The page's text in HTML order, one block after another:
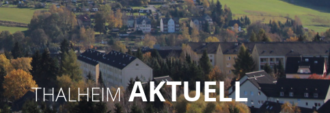
THALHEIMAKTUELL